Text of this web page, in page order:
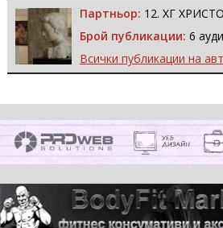
Партньор: 12. ХГ
Брой публикации: 6
Всички публикации на